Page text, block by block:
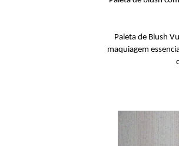
Paleta de Blush
maquiagem